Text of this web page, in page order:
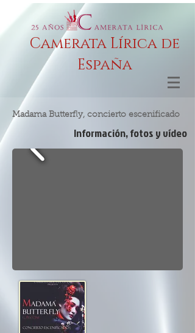
Camerata Lírica de
España
Madama Butterfly, concierto escenificado
Información, fotos y vídeo